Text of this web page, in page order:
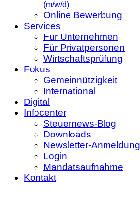
(m/w/d)
Online Bewerbung
Services
Für Unternehmen
Für Privatpersonen
Wirtschaftsprüfung
Fokus
Gemeinnützigkeit
International
Digital
Infocenter
Steuernews-Blog
Downloads
Newsletter-Anmeldung
Login
Mandatsaufnahme
Kontakt